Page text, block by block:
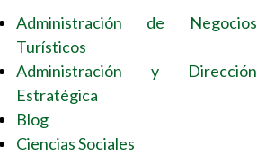
Administración de Negocios
Turísticos
Administración y Dirección
Estratégica
Blog
Ciencias Sociales